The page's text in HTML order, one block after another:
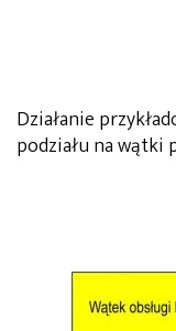
Działanie
podziału na wątki